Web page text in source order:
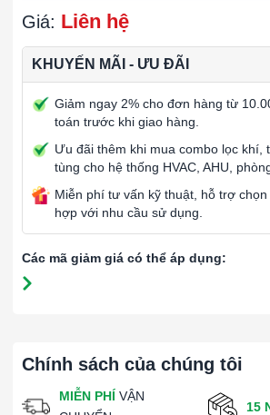
Chính sách của chúng tôi
MIỄN PHÍ VẬN
15
Giá: Liên hệ
KHUYẾN MÃI - ƯU ĐÃI
Giảm ngay 2% cho đơn hàng từ
toán trước khi giao hàng.
Ưu đãi thêm khi mua combo lọc khí,
tùng cho hệ thống HVAC, AHU,
Miễn phí tư vấn kỹ thuật, hỗ trợ
hợp với nhu cầu sử dụng.
Các mã giảm giá có thể áp dụng: